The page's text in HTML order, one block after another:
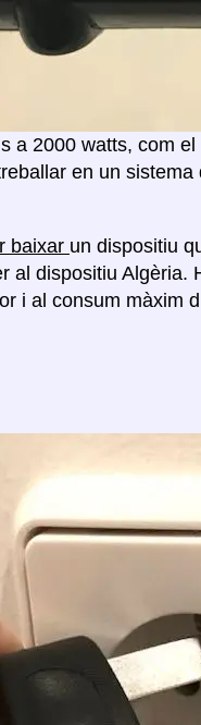
a 2000 watts, com
en un
baixar un dispositiu
al dispositiu Algèria.
i al consum màxim